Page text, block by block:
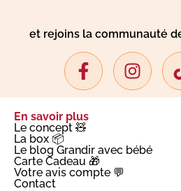
et rejoins la communauté
En savoir plus
Le concept 🧸
La box 📦
Le blog Grandir avec bébé
Carte Cadeau 🎁
Votre avis compte 💬
Contact